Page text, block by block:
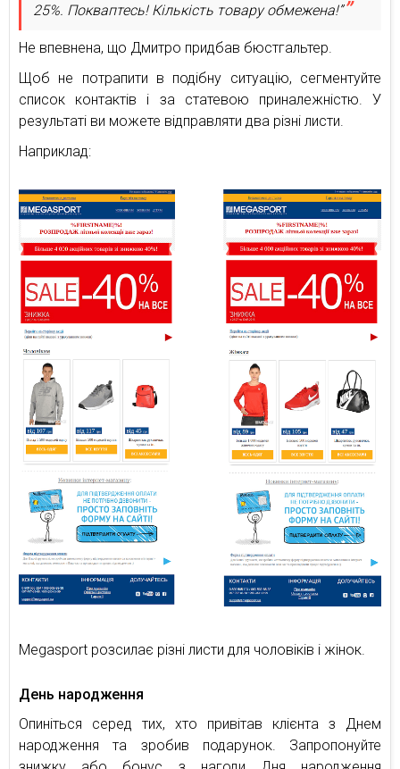
25%. Покваптесь! Кількість товару обмежена!”
Не впевнена, що Дмитро придбав бюстгальтер.
Щоб не потрапити в подібну ситуацію, сегментуйте
список контактів і за статевою приналежністю. У
результаті ви можете відправляти два різні листи.
Наприклад:
Megasport розсилає різні листи для чоловіків і жінок.
День народження
Опиніться серед тих, хто привітав клієнта з Днем
народження та зробив подарунок. Запропонуйте